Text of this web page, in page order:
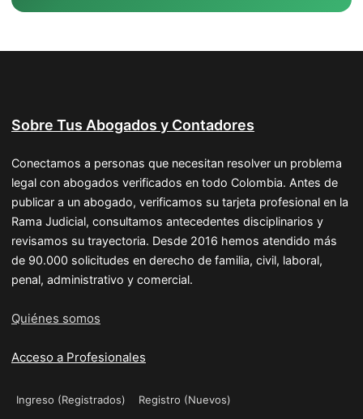
Sobre Tus Abogados y Contadores
Conectamos a personas que necesitan resolver un problema
legal con abogados verificados en todo Colombia. Antes de
publicar a un abogado, verificamos su tarjeta profesional en la
Rama Judicial, consultamos antecedentes disciplinarios y
revisamos su trayectoria. Desde 2016 hemos atendido más
de 90.000 solicitudes en derecho de familia, civil, laboral,
penal, administrativo y comercial.
Quiénes somos
Acceso a Profesionales
Ingreso (Registrados) Registro (Nuevos)